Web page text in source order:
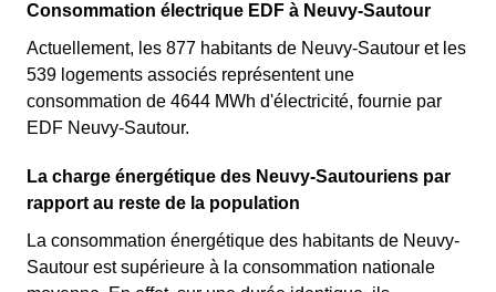
Consommation électrique EDF à Neuvy-Sautour
Actuellement, les 877 habitants de Neuvy-Sautour et les
539 logements associés représentent une
consommation de 4644 MWh d'électricité, fournie par
EDF Neuvy-Sautour.
La charge énergétique des Neuvy-Sautouriens par
rapport au reste de la population
La consommation énergétique des habitants de Neuvy-
Sautour est supérieure à la consommation nationale